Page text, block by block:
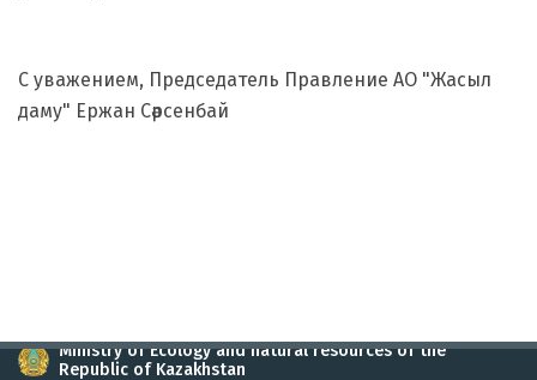
С уважением, Председатель Правление АО "Жасыл
даму" Ержан Сәрсенбай
Ministry of Ecology and natural resources of the
Republic of Kazakhstan